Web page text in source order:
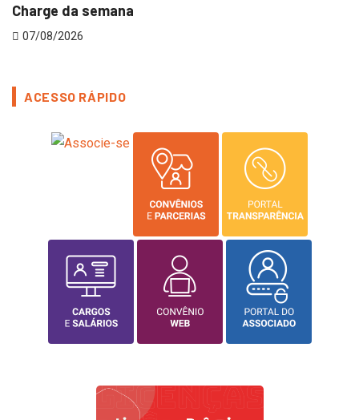
Charge da semana
07/08/2026
ACESSO RÁPIDO